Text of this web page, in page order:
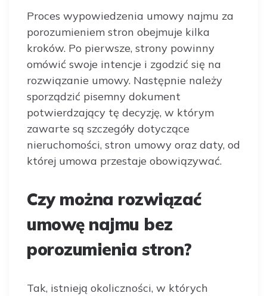
Proces wypowiedzenia umowy najmu za
porozumieniem stron obejmuje kilka
kroków. Po pierwsze, strony powinny
omówić swoje intencje i zgodzić się na
rozwiązanie umowy. Następnie należy
sporządzić pisemny dokument
potwierdzający tę decyzję, w którym
zawarte są szczegóły dotyczące
nieruchomości, stron umowy oraz daty, od
której umowa przestaje obowiązywać.
Czy można rozwiązać
umowę najmu bez
porozumienia stron?
Tak, istnieją okoliczności, w których